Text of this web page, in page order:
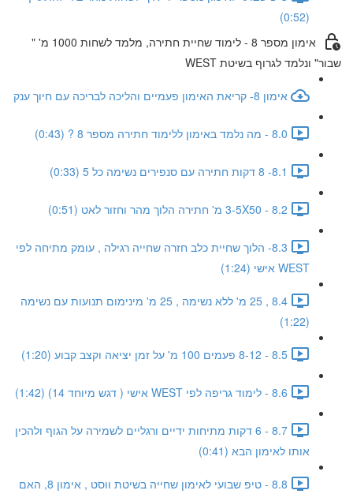
(0:52)
אימון מספר 8 - לימוד שחיית חתירה, מלמד לשחות 1000 מ' "
שבור" ונלמד לגרוף בשיטת WEST
אימון 8- קריאת האימון פעמיים והליכה לבריכה עם חיוך ענק
8.0 - מה נלמד באימון ללימוד חתירה מספר 8 ? (0:43)
8.1- 8 דקות חתירה עם סנפירים נשימה כל 5 (0:33)
8.2 - 3-5X50 מ' חתירה הלוך מהר וחזור לאט (0:51)
8.3- הלוך שחיית כלב חזרה שחייה רגילה , עומק מתיחה לפי
WEST אישי (1:24)
8.4 , 25 מ' ללא נשימה , 25 מ' מינימום תנועות עם נשימה
(1:22)
8.5 - 8-12 פעמים 100 מ' על זמן יציאה וקצב קבוע (1:20)
8.6 - לימוד גריפה לפי WEST אישי ( דגש מיוחד 14) (1:42)
8.7 - 6 דקות מתיחות ידיים ורגליים לשמירה על הגוף ולהכין
אותו לאימון הבא (0:41)
8.8 - טיפ שבועי לאימון שחייה בשיטת ווסט , אימון 8, האם